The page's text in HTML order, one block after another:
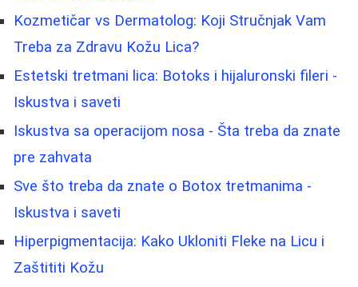
Kozmetičar vs Dermatolog: Koji Stručnjak Vam
Treba za Zdravu Kožu Lica?
Estetski tretmani lica: Botoks i hijaluronski fileri -
Iskustva i saveti
Iskustva sa operacijom nosa - Šta treba da znate
pre zahvata
Sve što treba da znate o Botox tretmanima -
Iskustva i saveti
Hiperpigmentacija: Kako Ukloniti Fleke na Licu i
Zaštititi Kožu